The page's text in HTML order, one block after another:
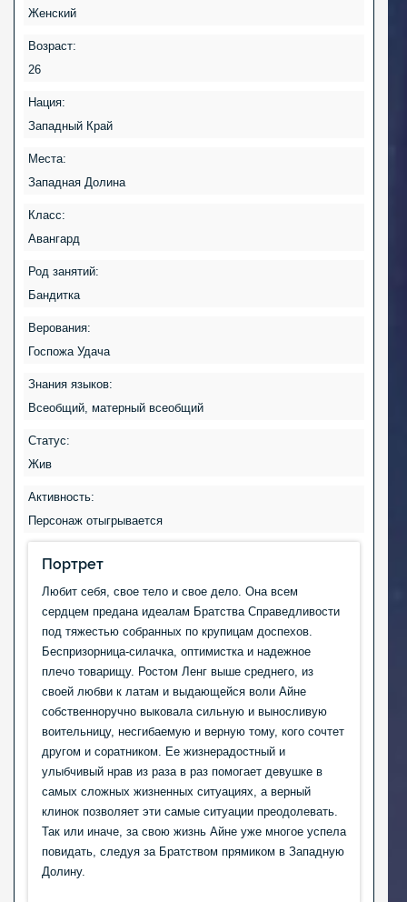
Женский
Возраст:
26
Нация:
Западный Край
Места:
Западная Долина
Класс:
Авангард
Род занятий:
Бандитка
Верования:
Госпожа Удача
Знания языков:
Всеобщий, матерный всеобщий
Статус:
Жив
Активность:
Персонаж отыгрывается
Портрет
Любит себя, свое тело и свое дело. Она всем
сердцем предана идеалам Братства Справедливости
под тяжестью собранных по крупицам доспехов.
Беспризорница-силачка, оптимистка и надежное
плечо товарищу. Ростом Ленг выше среднего, из
своей любви к латам и выдающейся воли Айне
собственноручно выковала сильную и выносливую
воительницу, несгибаемую и верную тому, кого сочтет
другом и соратником. Ее жизнерадостный и
улыбчивый нрав из раза в раз помогает девушке в
самых сложных жизненных ситуациях, а верный
клинок позволяет эти самые ситуации преодолевать.
Так или иначе, за свою жизнь Айне уже многое успела
повидать, следуя за Братством прямиком в Западную
Долину.